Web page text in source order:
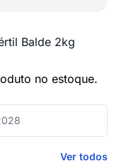
Balde 2kg
no estoque.
Ver todos